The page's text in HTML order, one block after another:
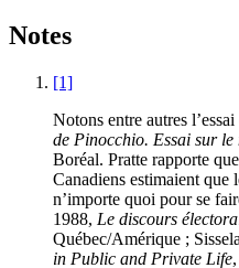
Notes
[1]
Notons entre autres
de Pinocchio. Essai sur le
Boréal. Pratte rapporte
Canadiens estimaient que
n’importe quoi pour se
1988, Le discours
Québec/Amérique ;
in Public and Private Life